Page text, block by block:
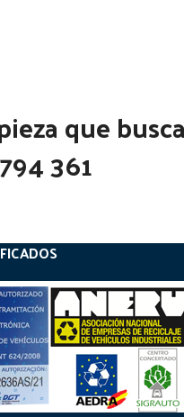
Código Pieza:
que
361